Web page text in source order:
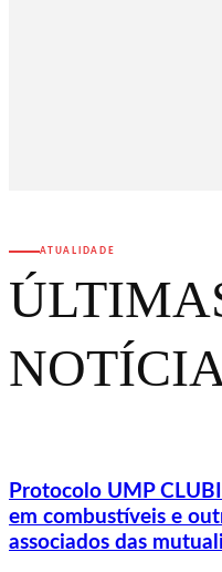
ATUALIDADE
Protocolo UMP
em combustíveis e
associados das